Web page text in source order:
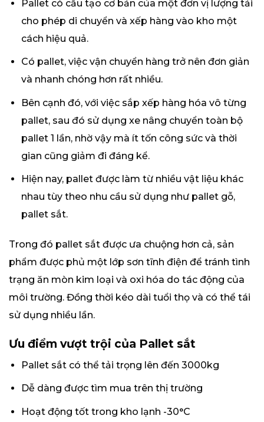
Pallet có cấu tạo cơ bản của một đơn vị lượng tải
cho phép di chuyển và xếp hàng vào kho một
cách hiệu quả.
Có pallet, việc vận chuyển hàng trở nên đơn giản
và nhanh chóng hơn rất nhiều.
Bên cạnh đó, với việc sắp xếp hàng hóa vô từng
pallet, sau đó sử dụng xe nâng chuyển toàn bộ
pallet 1 lần, nhờ vậy mà ít tốn công sức và thời
gian cũng giảm đi đáng kể.
Hiện nay, pallet được làm từ nhiều vật liệu khác
nhau tùy theo nhu cầu sử dụng như pallet gỗ,
pallet sắt.
Trong đó pallet sắt được ưa chuộng hơn cả, sản
phẩm được phủ một lớp sơn tĩnh điện để tránh tình
trạng ăn mòn kim loại và oxi hóa do tác động của
môi trường. Đồng thời kéo dài tuổi thọ và có thể tái
sử dụng nhiều lần.
Ưu điểm vượt trội của Pallet sắt
Pallet sắt có thể tải trọng lên đến 3000kg
Dễ dàng được tìm mua trên thị trường
Hoạt động tốt trong kho lạnh -30°C